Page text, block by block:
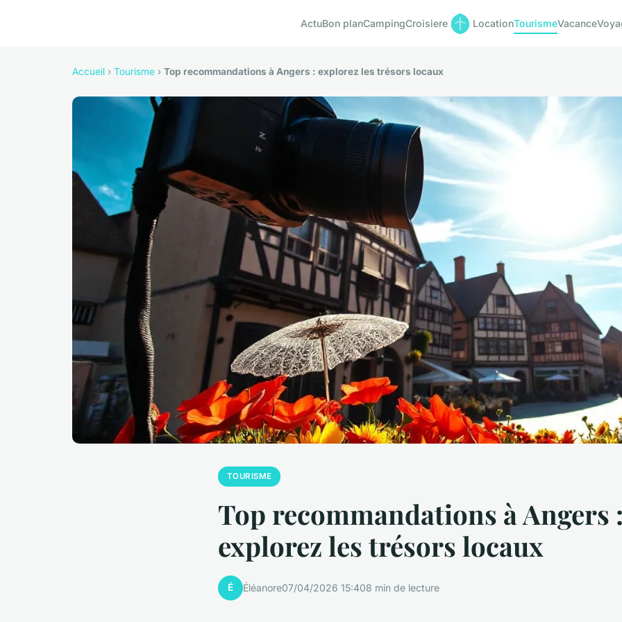
ActuBon planCampingCroisiere LocationTourismeVacance
Accueil › Tourisme › Top recommandations à Angers : explorez les trésors locaux
TOURISME
Top recommandations à Angers
explorez les trésors locaux
É Éléanore07/04/2026 15:408 min de lecture